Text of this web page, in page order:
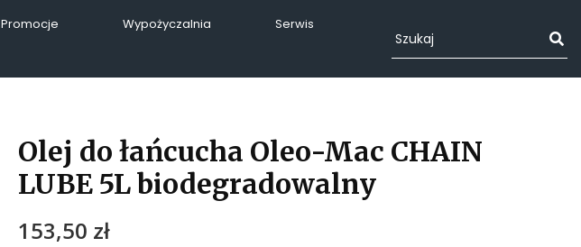
Promocje Wypożyczalnia
Serwis
Olej do łańcucha Oleo-Mac CHAIN
LUBE 5L biodegradowalny
153,50 zł